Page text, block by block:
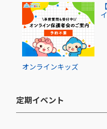
オンラインキッズ
定期イベント​